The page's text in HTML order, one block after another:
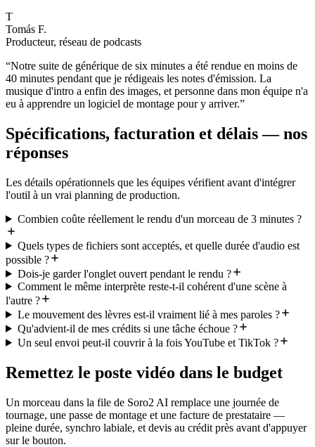
T
Tomás F.
Producteur, réseau de podcasts
“Notre suite de générique de six minutes a été rendue en moins de
40 minutes pendant que je rédigeais les notes d'émission. La
musique d'intro a enfin des images, et personne dans mon équipe n'a
eu à apprendre un logiciel de montage pour y arriver.”
Spécifications, facturation et délais — nos
réponses
Les détails opérationnels que les équipes vérifient avant d'intégrer
l'outil à un vrai planning de production.
Combien coûte réellement le rendu d'un morceau de 3 minutes ?
Quels types de fichiers sont acceptés, et quelle durée d'audio est
possible ?
Dois-je garder l'onglet ouvert pendant le rendu ?
Comment le même interprète reste-t-il cohérent d'une scène à
l'autre ?
Le mouvement des lèvres est-il vraiment lié à mes paroles ?
Qu'advient-il de mes crédits si une tâche échoue ?
Un seul envoi peut-il couvrir à la fois YouTube et TikTok ?
Remettez le poste vidéo dans le budget
Un morceau dans la file de Soro2 AI remplace une journée de
tournage, une passe de montage et une facture de prestataire —
pleine durée, synchro labiale, et devis au crédit près avant d'appuyer
sur le bouton.